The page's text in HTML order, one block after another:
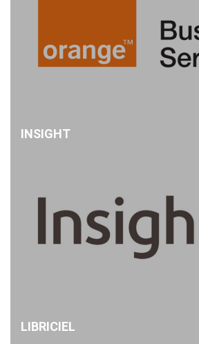
INSIGHT
LIBRICIEL